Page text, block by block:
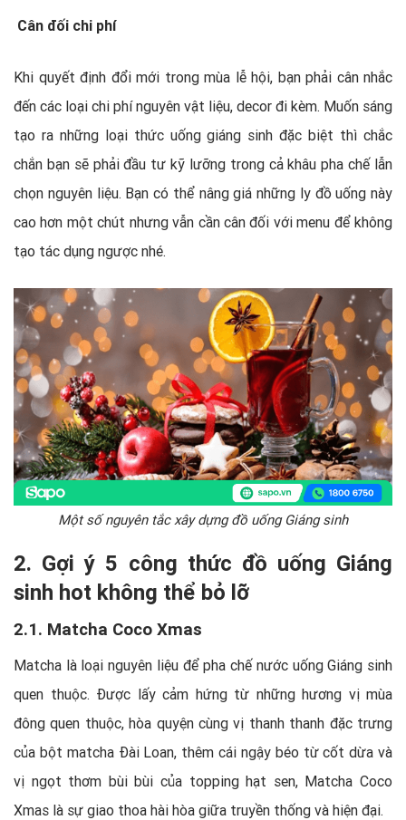
Cân đối chi phí
Khi quyết định đổi mới trong mùa lễ hội, bạn phải cân nhắc
đến các loại chi phí nguyên vật liệu, decor đi kèm. Muốn sáng
tạo ra những loại thức uống giáng sinh đặc biệt thì chắc
chắn bạn sẽ phải đầu tư kỹ lưỡng trong cả khâu pha chế lẫn
chọn nguyên liệu. Bạn có thể nâng giá những ly đồ uống này
cao hơn một chút nhưng vẫn cần cân đối với menu để không
tạo tác dụng ngược nhé.
Một số nguyên tắc xây dựng đồ uống Giáng sinh
2. Gợi ý 5 công thức đồ uống Giáng
sinh hot không thể bỏ lỡ
2.1. Matcha Coco Xmas
Matcha là loại nguyên liệu để pha chế nước uống Giáng sinh
quen thuộc. Được lấy cảm hứng từ những hương vị mùa
đông quen thuộc, hòa quyện cùng vị thanh thanh đặc trưng
của bột matcha Đài Loan, thêm cái ngậy béo từ cốt dừa và
vị ngọt thơm bùi bùi của topping hạt sen, Matcha Coco
Xmas là sự giao thoa hài hòa giữa truyền thống và hiện đại.